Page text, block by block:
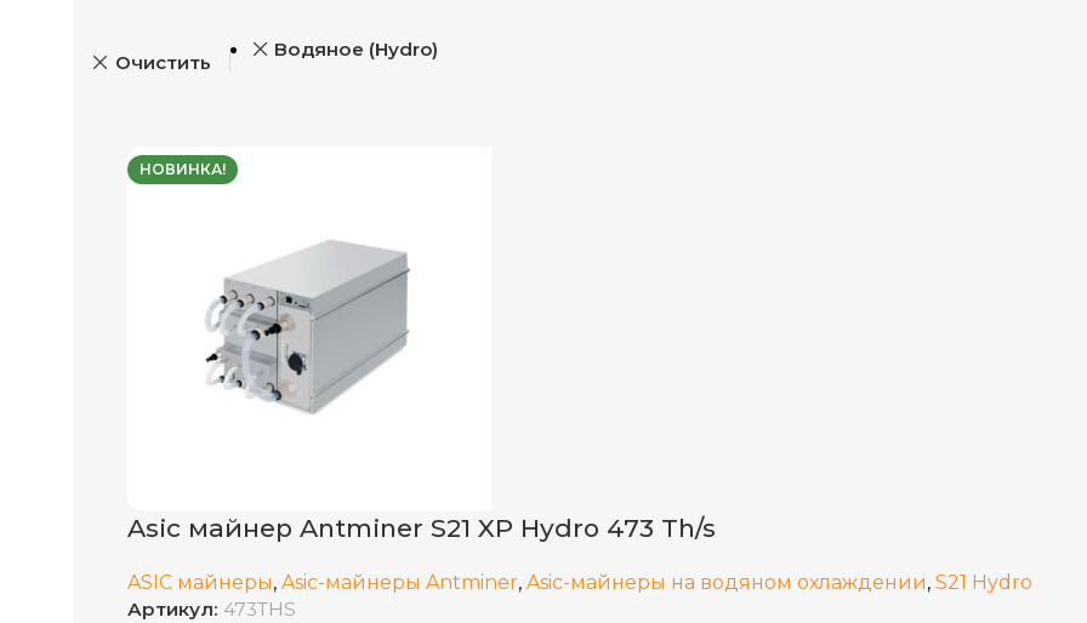
Очистить
Водяное (Hydro)
НОВИНКА!
Asic майнер Antminer S21 XP Hydro 473 Th/s
ASIC майнеры, Asic-майнеры Antminer, Asic-майнеры на водяном охлаждении, S21 Hydro
Артикул: 473THS